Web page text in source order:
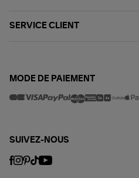
SERVICE CLIENT
MODE DE PAIEMENT
SUIVEZ-NOUS